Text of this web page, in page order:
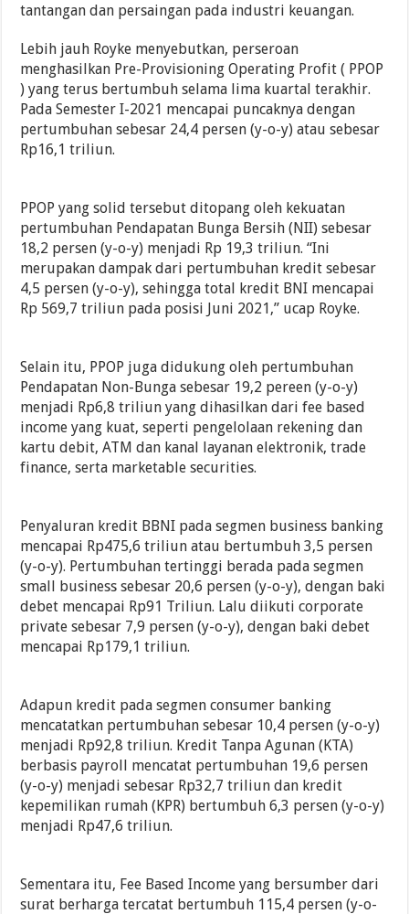
tantangan dan persaingan pada industri keuangan.
Lebih jauh Royke menyebutkan, perseroan
menghasilkan Pre-Provisioning Operating Profit ( PPOP
) yang terus bertumbuh selama lima kuartal terakhir.
Pada Semester I-2021 mencapai puncaknya dengan
pertumbuhan sebesar 24,4 persen (y-o-y) atau sebesar
Rp16,1 triliun.
PPOP yang solid tersebut ditopang oleh kekuatan
pertumbuhan Pendapatan Bunga Bersih (NII) sebesar
18,2 persen (y-o-y) menjadi Rp 19,3 triliun. “Ini
merupakan dampak dari pertumbuhan kredit sebesar
4,5 persen (y-o-y), sehingga total kredit BNI mencapai
Rp 569,7 triliun pada posisi Juni 2021,” ucap Royke.
Selain itu, PPOP juga didukung oleh pertumbuhan
Pendapatan Non-Bunga sebesar 19,2 pereen (y-o-y)
menjadi Rp6,8 triliun yang dihasilkan dari fee based
income yang kuat, seperti pengelolaan rekening dan
kartu debit, ATM dan kanal layanan elektronik, trade
finance, serta marketable securities.
Penyaluran kredit BBNI pada segmen business banking
mencapai Rp475,6 triliun atau bertumbuh 3,5 persen
(y-o-y). Pertumbuhan tertinggi berada pada segmen
small business sebesar 20,6 persen (y-o-y), dengan baki
debet mencapai Rp91 Triliun. Lalu diikuti corporate
private sebesar 7,9 persen (y-o-y), dengan baki debet
mencapai Rp179,1 triliun.
Adapun kredit pada segmen consumer banking
mencatatkan pertumbuhan sebesar 10,4 persen (y-o-y)
menjadi Rp92,8 triliun. Kredit Tanpa Agunan (KTA)
berbasis payroll mencatat pertumbuhan 19,6 persen
(y-o-y) menjadi sebesar Rp32,7 triliun dan kredit
kepemilikan rumah (KPR) bertumbuh 6,3 persen (y-o-y)
menjadi Rp47,6 triliun.
Sementara itu, Fee Based Income yang bersumber dari
surat berharga tercatat bertumbuh 115,4 persen (y-o-